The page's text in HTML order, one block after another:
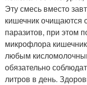
Эту смесь вместо
кишечник очищаются
паразитов, при этом
микрофлора
любым
обязательно
литров в день.